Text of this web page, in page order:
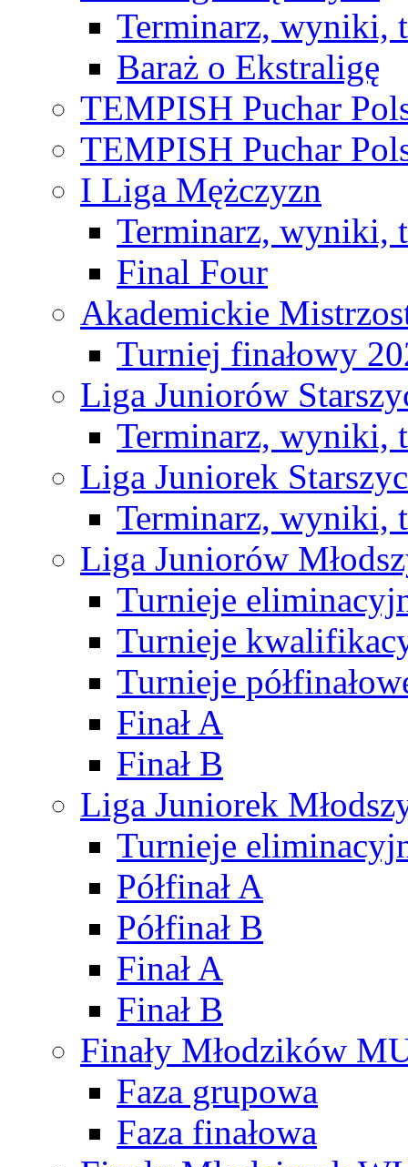
Terminarz, wyniki,
Baraż o Ekstraligę
TEMPISH Puchar
TEMPISH Puchar
I Liga Mężczyzn
Terminarz, wyniki,
Final Four
Akademickie
Turniej finałowy
Liga Juniorów
Terminarz, wyniki,
Liga Juniorek
Terminarz, wyniki,
Liga Juniorów
Turnieje
Turnieje
Turnieje
Finał A
Finał B
Liga Juniorek
Turnieje
Półfinał A
Półfinał B
Finał A
Finał B
Finały Młodzików
Faza grupowa
Faza finałowa